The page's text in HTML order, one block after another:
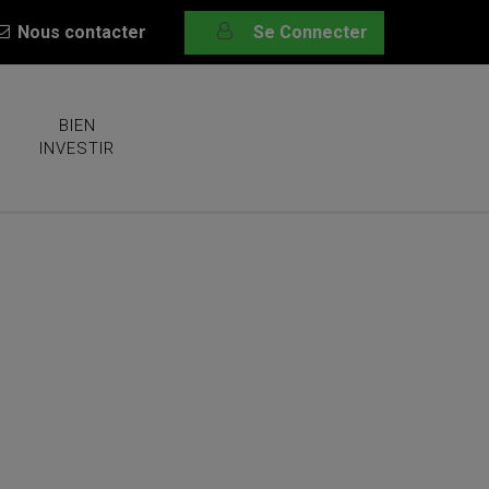
Nous contacter Se Connecter
BIEN
INVESTIR